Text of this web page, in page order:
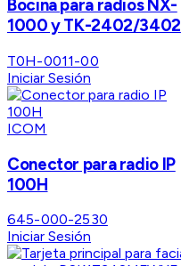
Bocina para radios NX-
1000 y TK-2402/3402
T0H-0011-00
Iniciar Sesión
ICOM
Conector para radio IP
100H
645-000-2530
Iniciar Sesión